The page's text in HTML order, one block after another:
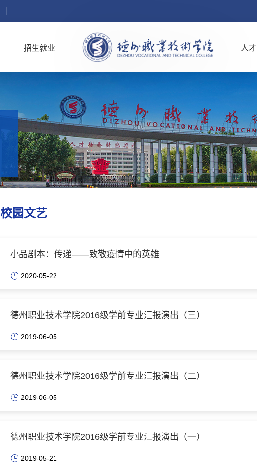
招生就业 人
校园文艺
小品剧本：传递——致敬疫情中的英雄
2020-05-22
德州职业技术学院2016级学前专业汇报演出（三）
2019-06-05
德州职业技术学院2016级学前专业汇报演出（二）
2019-06-05
德州职业技术学院2016级学前专业汇报演出（一）
2019-05-21